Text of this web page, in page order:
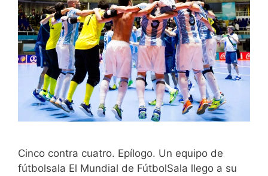
Cinco contra cuatro. Epílogo. Un equipo de
fútbolsala El Mundial de FútbolSala llego a su